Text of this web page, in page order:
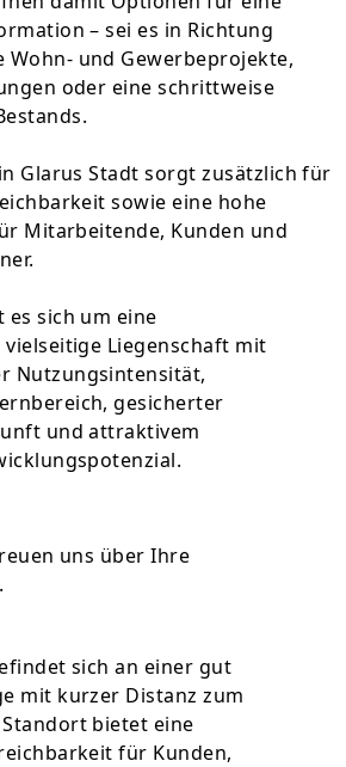
– sei es in Richtung
und Gewerbeprojekte,
oder eine schrittweise
Glarus Stadt sorgt zusätzlich für
sowie eine hohe
Mitarbeitende, Kunden und
sich um eine
Liegenschaft mit
Nutzungsintensität,
gesicherter
und attraktivem
uns über Ihre
sich an einer gut
mit kurzer Distanz zum
bietet eine
für Kunden,